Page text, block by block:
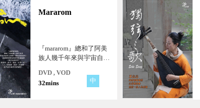
Mararom
『mararom』總和了阿美
族人幾千年來與宇宙自然
因構得到靈性的世界而連
結的一種思念與哀愁，像
DVD , VOD
32mins
中